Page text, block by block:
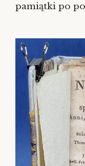
pamiątki po